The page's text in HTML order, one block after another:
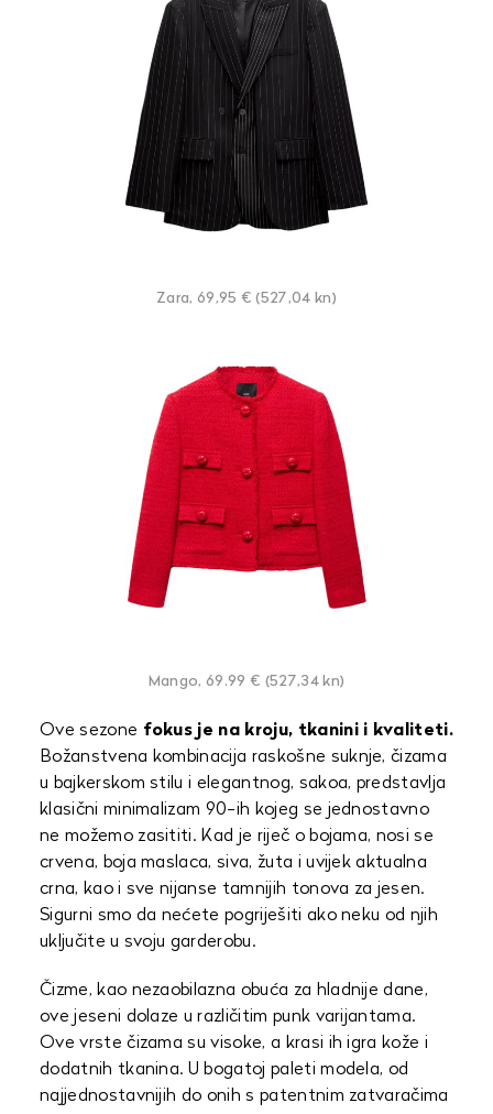
Zara, 69,95 € (527,04 kn)
Mango, 69.99 € (527,34 kn)
Ove sezone fokus je na kroju, tkanini i kvaliteti.
Božanstvena kombinacija raskošne suknje, čizama
u bajkerskom stilu i elegantnog, sakoa, predstavlja
klasični minimalizam 90-ih kojeg se jednostavno
ne možemo zasititi. Kad je riječ o bojama, nosi se
crvena, boja maslaca, siva, žuta i uvijek aktualna
crna, kao i sve nijanse tamnijih tonova za jesen.
Sigurni smo da nećete pogriješiti ako neku od njih
uključite u svoju garderobu.
Čizme, kao nezaobilazna obuća za hladnije dane,
ove jeseni dolaze u različitim punk varijantama.
Ove vrste čizama su visoke, a krasi ih igra kože i
dodatnih tkanina. U bogatoj paleti modela, od
najjednostavnijih do onih s patentnim zatvaračima